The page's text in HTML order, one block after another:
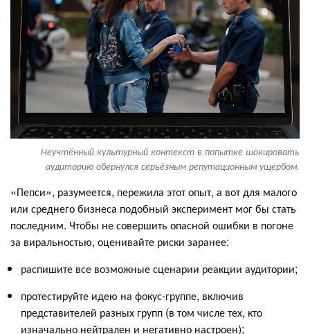
Неучтённый культурный контекст в попытке шокировать
аудиторию обернулся серьёзным репутационным ущербом.
«Пепси», разумеется, пережила этот опыт, а вот для малого
или среднего бизнеса подобный эксперимент мог бы стать
последним. Чтобы не совершить опасной ошибки в погоне
за виральностью, оценивайте риски заранее:
распишите все возможные сценарии реакции аудитории;
протестируйте идею на фокус-группе, включив
представителей разных групп (в том числе тех, кто
изначально нейтрален и негативно настроен);